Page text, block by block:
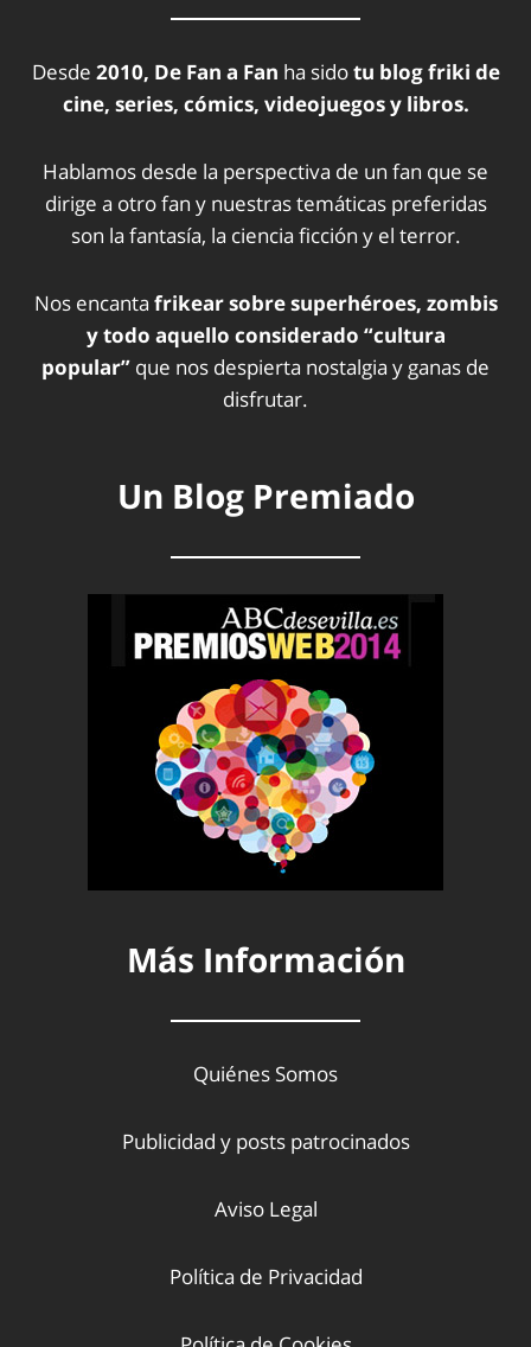
Desde 2010, De Fan a Fan ha sidotu blog friki de
cine, series, cómics, videojuegos y libros.
Hablamos desde la perspectiva de un fan que se
dirige a otro fan y nuestras temáticas preferidas
son la fantasía, la ciencia ficción y el terror.
Nos encanta frikear sobre superhéroes, zombis
y todo aquello considerado “cultura
popular” que nos despierta nostalgia y ganas de
disfrutar.
Un Blog Premiado
Más Información
Quiénes Somos
Publicidad y posts patrocinados
Aviso Legal
Política de Privacidad